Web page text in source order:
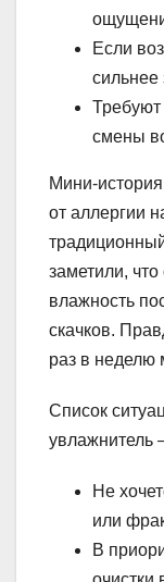
Если
сильнее
Требуют
смены
Мини-
от аллергии
заметили,
влажность
скачков.
раз в неделю
Список
увлажнитель
Не
или
В